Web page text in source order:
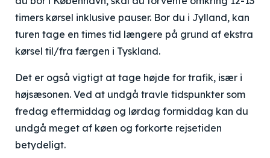
timers kørsel inklusive pauser. Bor du i Jylland, kan
turen tage en times tid længere på grund af ekstra
kørsel til/fra færgen i Tyskland.
Det er også vigtigt at tage højde for trafik, især i
højsæsonen. Ved at undgå travle tidspunkter som
fredag eftermiddag og lørdag formiddag kan du
undgå meget af køen og forkorte rejsetiden
betydeligt.